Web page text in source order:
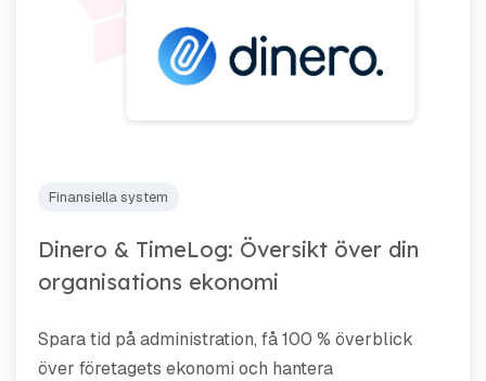
Finansiella system
Dinero & TimeLog: Översikt över din
organisations ekonomi
Spara tid på administration, få 100 % överblick
över företagets ekonomi och hantera